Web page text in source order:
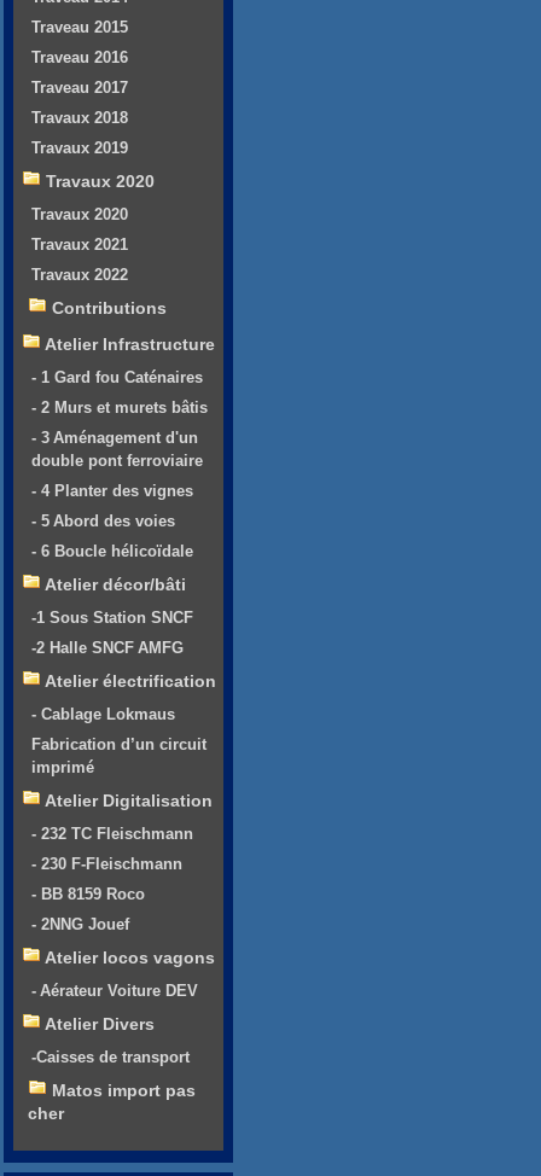
Traveau 2015
Traveau 2016
Traveau 2017
Travaux 2018
Travaux 2019
Travaux 2020
Travaux 2020
Travaux 2021
Travaux 2022
Contributions
Atelier Infrastructure
- 1 Gard fou Caténaires
- 2 Murs et murets bâtis
- 3 Aménagement d'un
double pont ferroviaire
- 4 Planter des vignes
- 5 Abord des voies
- 6 Boucle hélicoïdale
Atelier décor/bâti
-1 Sous Station SNCF
-2 Halle SNCF AMFG
Atelier électrification
- Cablage Lokmaus
Fabrication d’un circuit
imprimé
Atelier Digitalisation
- 232 TC Fleischmann
- 230 F-Fleischmann
- BB 8159 Roco
- 2NNG Jouef
Atelier locos vagons
- Aérateur Voiture DEV
Atelier Divers
-Caisses de transport
Matos import pas
cher